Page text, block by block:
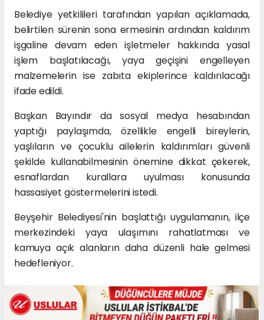
Belediye yetkilileri tarafından yapılan açıklamada,
belirtilen sürenin sona ermesinin ardından kaldırım
işgaline devam eden işletmeler hakkında yasal
işlem başlatılacağı, yaya geçişini engelleyen
malzemelerin ise zabıta ekiplerince kaldırılacağı
ifade edildi.
Başkan Bayındır da sosyal medya hesabından
yaptığı paylaşımda, özellikle engelli bireylerin,
yaşlıların ve çocuklu ailelerin kaldırımları güvenli
şekilde kullanabilmesinin önemine dikkat çekerek,
esnaflardan kurallara uyulması konusunda
hassasiyet göstermelerini istedi.
Beyşehir Belediyesi'nin başlattığı uygulamanın, ilçe
merkezindeki yaya ulaşımını rahatlatması ve
kamuya açık alanların daha düzenli hale gelmesi
hedefleniyor.